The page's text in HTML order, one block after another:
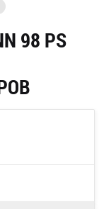
98 PS